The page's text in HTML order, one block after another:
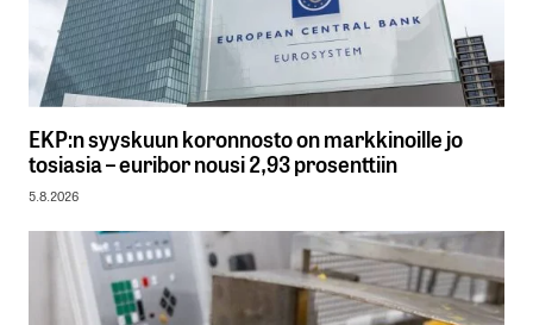
EKP:n syyskuun koronnosto on markkinoille jo
tosiasia – euribor nousi 2,93 prosenttiin
5.8.2026